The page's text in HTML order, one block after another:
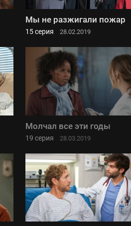
Мы не разжигали пожар
15 серия 28.02.2019
Молчал все эти годы
19 серия 28.03.2019